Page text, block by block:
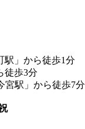
駅」から徒歩1分
徒歩3分
宮駅」から徒歩7分